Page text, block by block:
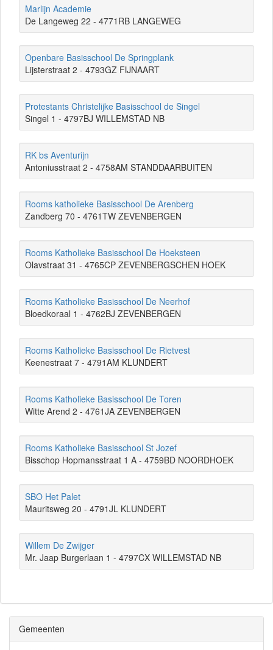
Marlijn Academie
De Langeweg 22 - 4771RB LANGEWEG
Openbare Basisschool De Springplank
Lijsterstraat 2 - 4793GZ FIJNAART
Protestants Christelijke Basisschool de Singel
Singel 1 - 4797BJ WILLEMSTAD NB
RK bs Aventurijn
Antoniusstraat 2 - 4758AM STANDDAARBUITEN
Rooms katholieke Basisschool De Arenberg
Zandberg 70 - 4761TW ZEVENBERGEN
Rooms Katholieke Basisschool De Hoeksteen
Olavstraat 31 - 4765CP ZEVENBERGSCHEN HOEK
Rooms Katholieke Basisschool De Neerhof
Bloedkoraal 1 - 4762BJ ZEVENBERGEN
Rooms Katholieke Basisschool De Rietvest
Keenestraat 7 - 4791AM KLUNDERT
Rooms Katholieke Basisschool De Toren
Witte Arend 2 - 4761JA ZEVENBERGEN
Rooms Katholieke Basisschool St Jozef
Bisschop Hopmansstraat 1 A - 4759BD NOORDHOEK
SBO Het Palet
Mauritsweg 20 - 4791JL KLUNDERT
Willem De Zwijger
Mr. Jaap Burgerlaan 1 - 4797CX WILLEMSTAD NB
Gemeenten